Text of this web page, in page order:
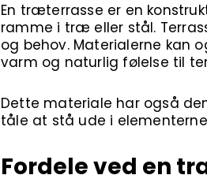
En træterrasse er en
ramme i træ eller stål.
og behov. Materialerne kan
varm og naturlig følelse til
Dette materiale har også
tåle at stå ude i
Fordele ved en